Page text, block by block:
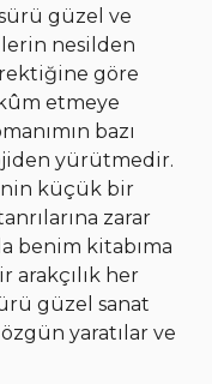
güzel ve
nesilden
göre
etmeye
bazı
yürütmedir.
küçük bir
zarar
benim kitabıma
her
güzel sanat
yaratılar ve